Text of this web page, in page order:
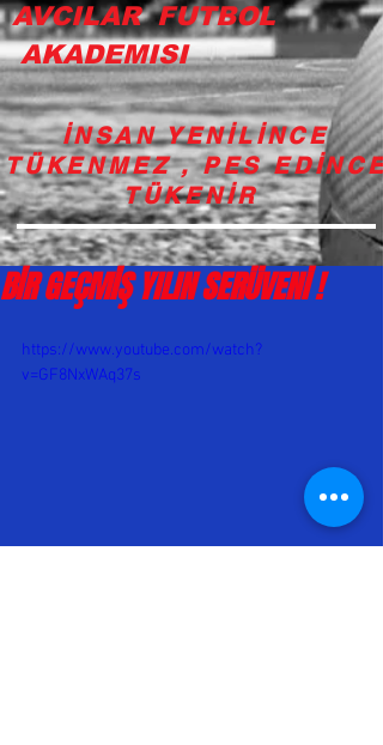
AVCILAR FUTBOL
AKADEMISI
İNSAN YENİLİNCE
TÜKENMEZ , PES EDİNCE
TÜKENİR
BİR GEÇMİŞ YILIN SERÜVENİ !
https://www.youtube.com/watch?
v=GF8NxWAq37s